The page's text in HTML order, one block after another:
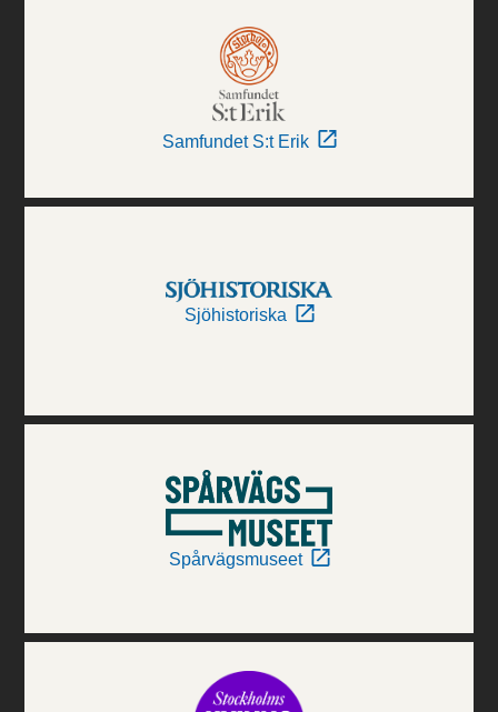
Samfundet S:t Erik
Sjöhistoriska
Spårvägsmuseet